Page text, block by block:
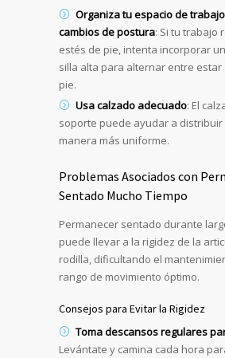
Organiza tu espacio de
cambios de postura: Si tu trabajo
estés de pie, intenta incorporar
silla alta para alternar entre estar
pie.
Usa calzado adecuado: El
soporte puede ayudar a distribuir
manera más uniforme.
Problemas Asociados con
Sentado Mucho Tiempo
Permanecer sentado durante
puede llevar a la rigidez de la
rodilla, dificultando el
rango de movimiento óptimo.
Consejos para Evitar la Rigidez
Toma descansos regulares
Levántate y camina cada hora